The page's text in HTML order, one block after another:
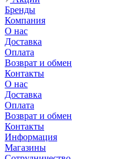
Бренды
Компания
О нас
Доставка
Оплата
Возврат и обмен
Контакты
О нас
Доставка
Оплата
Возврат и обмен
Контакты
Информация
Магазины